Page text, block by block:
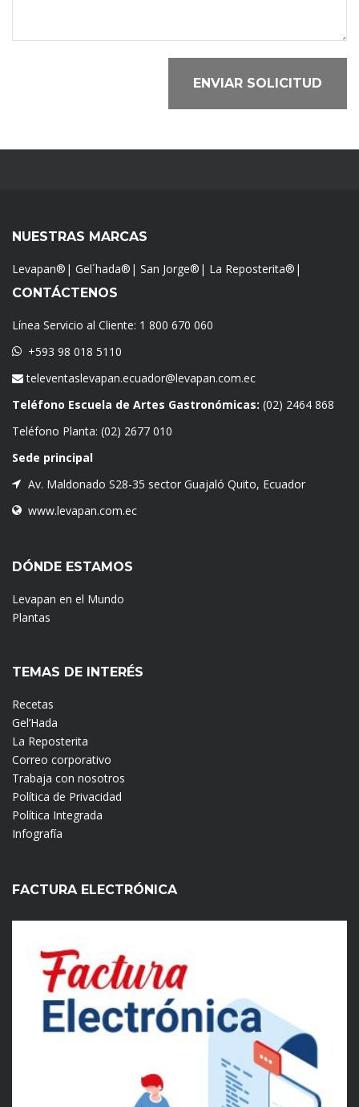
ENVIAR SOLICITUD
NUESTRAS MARCAS
Levapan® | Gel´hada® | San Jorge® | La Reposterita® |
CONTÁCTENOS
Línea Servicio al Cliente: 1 800 670 060
+593 98 018 5110
televentaslevapan.ecuador@levapan.com.ec
Teléfono Escuela de Artes Gastronómicas: (02) 2464 868
Teléfono Planta: (02) 2677 010
Sede principal
Av. Maldonado S28-35 sector Guajaló Quito, Ecuador
www.levapan.com.ec
DÓNDE ESTAMOS
Levapan en el Mundo
Plantas
TEMAS DE INTERÉS
Recetas
Gel’Hada
La Reposterita
Correo corporativo
Trabaja con nosotros
Política de Privacidad
Política Integrada
Infografía
FACTURA ELECTRÓNICA